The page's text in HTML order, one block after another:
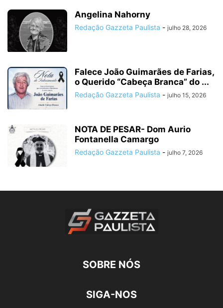
Angelina Nahorny
Redação Gazzeta Paulista - julho 28, 2026
Falece João Guimarães de Farias,
o Querido “Cabeça Branca” do ...
Redação Gazzeta Paulista - julho 15, 2026
NOTA DE PESAR- Dom Aurio
Fontanella Camargo
Redação Gazzeta Paulista - julho 7, 2026
SOBRE NÓS
SIGA-NOS